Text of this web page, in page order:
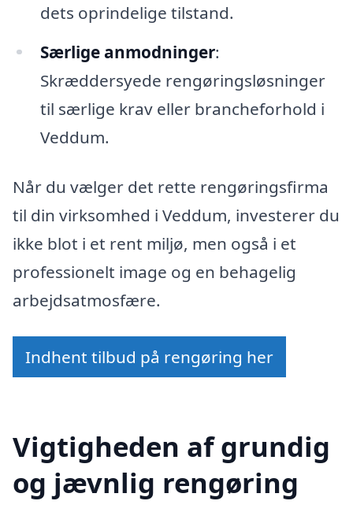
dets oprindelige tilstand.
Særlige anmodninger:
Skræddersyede rengøringsløsninger
til særlige krav eller brancheforhold i
Veddum.
Når du vælger det rette rengøringsfirma
til din virksomhed i Veddum, investerer du
ikke blot i et rent miljø, men også i et
professionelt image og en behagelig
arbejdsatmosfære.
Indhent tilbud på rengøring her
Vigtigheden af grundig
og jævnlig rengøring